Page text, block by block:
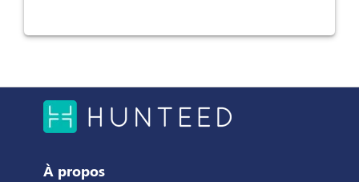
À propos